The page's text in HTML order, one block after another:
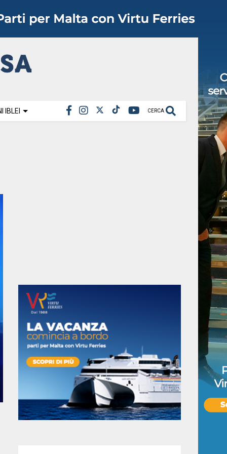
CERCA
IBLEI